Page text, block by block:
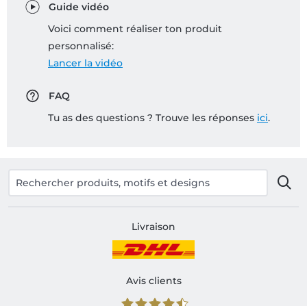
Guide vidéo
Voici comment réaliser ton produit
personnalisé:
Lancer la vidéo
FAQ
Tu as des questions ? Trouve les réponses ici.
Livraison
Avis clients